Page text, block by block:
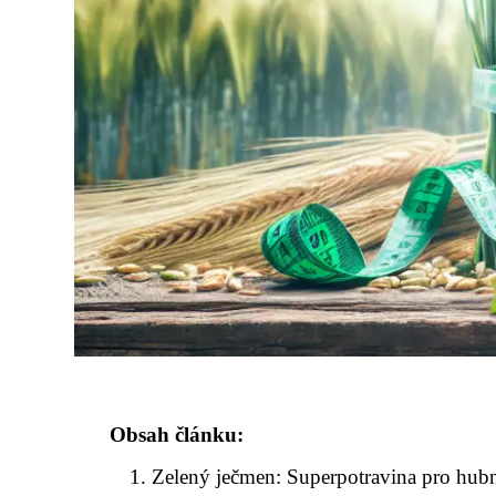
Obsah článku:
Zelený ječmen: Superpotravina pro